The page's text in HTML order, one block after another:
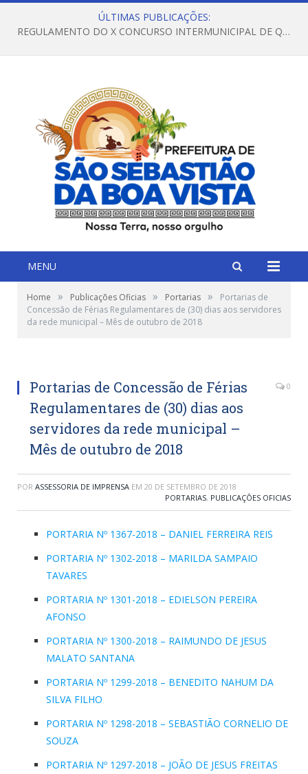
ÚLTIMAS PUBLICAÇÕES:
REGULAMENTO DO X CONCURSO INTERMUNICIPAL DE QUADRILHAS JUNINAS – 2026 – ARRAIÁ DA VENEZA
MENU
Home » Publicações Oficias » Portarias »
Portarias de
Concessão de Férias Regulamentares de (30) dias aos servidores
da rede municipal – Mês de outubro de 2018
Portarias de Concessão de Férias
Regulamentares de (30) dias aos
servidores da rede municipal –
Mês de outubro de 2018
0
POR ASSESSORIA DE IMPRENSA EM 20 DE SETEMBRO DE 2018
PORTARIAS, PUBLICAÇÕES OFICIAS
PORTARIA Nº 1367-2018 – DANIEL FERREIRA REIS
PORTARIA Nº 1302-2018 – MARILDA SAMPAIO
TAVARES
PORTARIA Nº 1301-2018 – EDIELSON PEREIRA
AFONSO
PORTARIA Nº 1300-2018 – RAIMUNDO DE JESUS
MALATO SANTANA
PORTARIA Nº 1299-2018 – BENEDITO NAHUM DA
SILVA FILHO
PORTARIA Nº 1298-2018 – SEBASTIÃO CORNELIO DE
SOUZA
PORTARIA Nº 1297-2018 – JOÃO DE JESUS FREITAS